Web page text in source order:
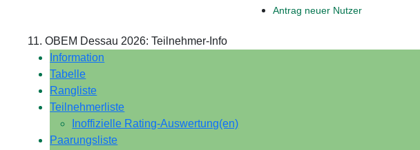
Antrag neuer Nutzer
11. OBEM Dessau 2026: Teilnehmer-Info
Information
Tabelle
Rangliste
Teilnehmerliste
Inoffizielle Rating-Auswertung(en)
Paarungsliste